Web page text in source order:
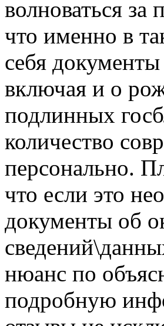
волноваться за
что именно в
себя
включая и о
подлинных
количество
персонально.
что если это
документы об
нюанс по
подробную